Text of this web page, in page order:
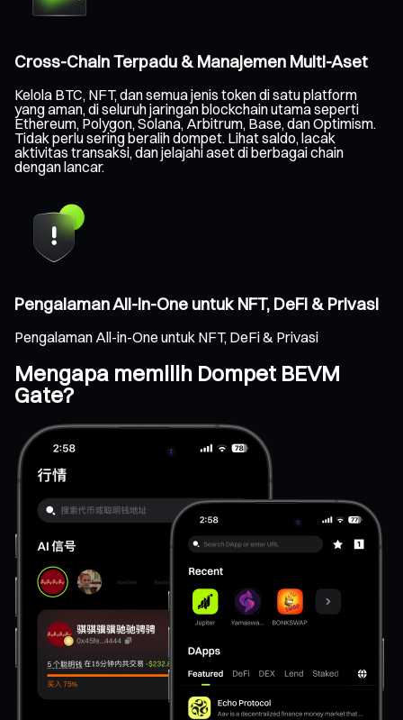
Cross-Chain Terpadu & Manajemen Multi-Aset
Kelola BTC, NFT, dan semua jenis token di satu platform
yang aman, di seluruh jaringan blockchain utama seperti
Ethereum, Polygon, Solana, Arbitrum, Base, dan Optimism.
Tidak perlu sering beralih dompet. Lihat saldo, lacak
aktivitas transaksi, dan jelajahi aset di berbagai chain
dengan lancar.
Pengalaman All-in-One untuk NFT, DeFi & Privasi
Pengalaman All-in-One untuk NFT, DeFi & Privasi
Mengapa memilih Dompet BEVM
Gate?